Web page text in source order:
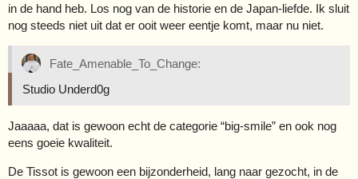
in de hand heb. Los nog van de historie en de Japan-liefde. Ik sluit
nog steeds niet uit dat er ooit weer eentje komt, maar nu niet.
Fate_Amenable_To_Change:
Studio Underd0g
Jaaaaa, dat is gewoon echt de categorie “big-smile” en ook nog
eens goeie kwaliteit.
De Tissot is gewoon een bijzonderheid, lang naar gezocht, in de